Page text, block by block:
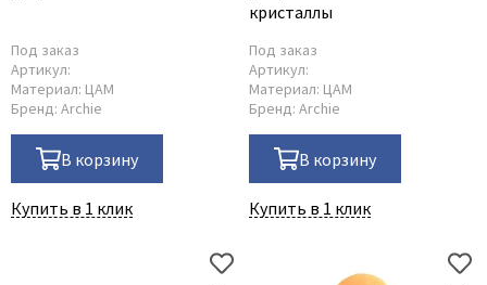
Под заказ
Артикул:
Материал: ЦАМ
Бренд: Archie
В корзину
Купить в 1 клик
кристаллы
Под заказ
Артикул:
Материал: ЦАМ
Бренд: Archie
В корзину
Купить в 1 клик